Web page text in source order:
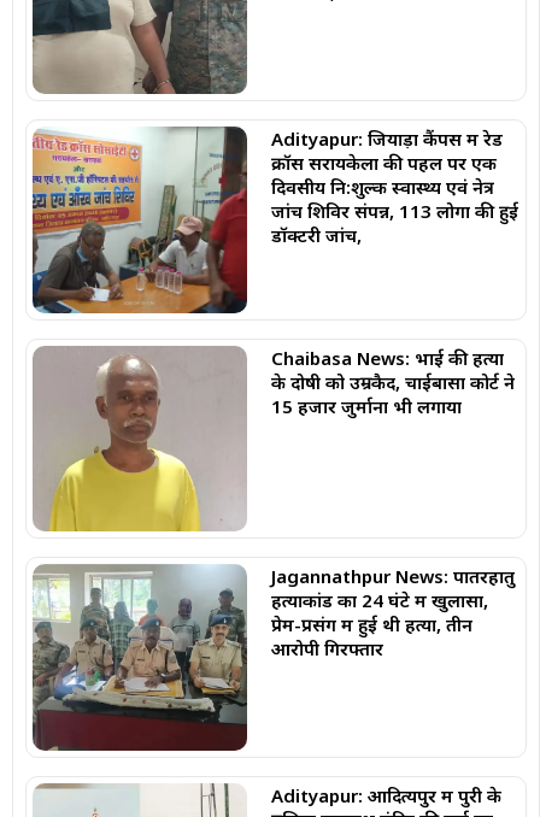
Adityapur: जियाड़ा कैंपस में रेड
क्रॉस सरायकेला की पहल पर एक
दिवसीय नि:शुल्क स्वास्थ्य एवं नेत्र
जांच शिविर संपन्न, 113 लोगों की हुई
डॉक्टरी जांच,
Chaibasa News: भाई की हत्या
के दोषी को उम्रकैद, चाईबासा कोर्ट ने
₹15 हजार जुर्माना भी लगाया
Jagannathpur News: पातरहातु
हत्याकांड का 24 घंटे में खुलासा,
प्रेम-प्रसंग में हुई थी हत्या, तीन
आरोपी गिरफ्तार
Adityapur: ​आदित्यपुर में पुरी के